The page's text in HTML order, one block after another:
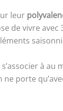
leur
de vivre
à
porte